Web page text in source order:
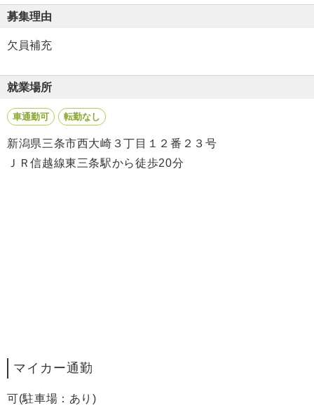
募集理由
欠員補充
就業場所
車通勤可 転勤なし
新潟県三条市西大崎３丁目１２番２３号
ＪＲ信越線東三条駅から徒歩20分
マイカー通勤
可(駐車場：あり)